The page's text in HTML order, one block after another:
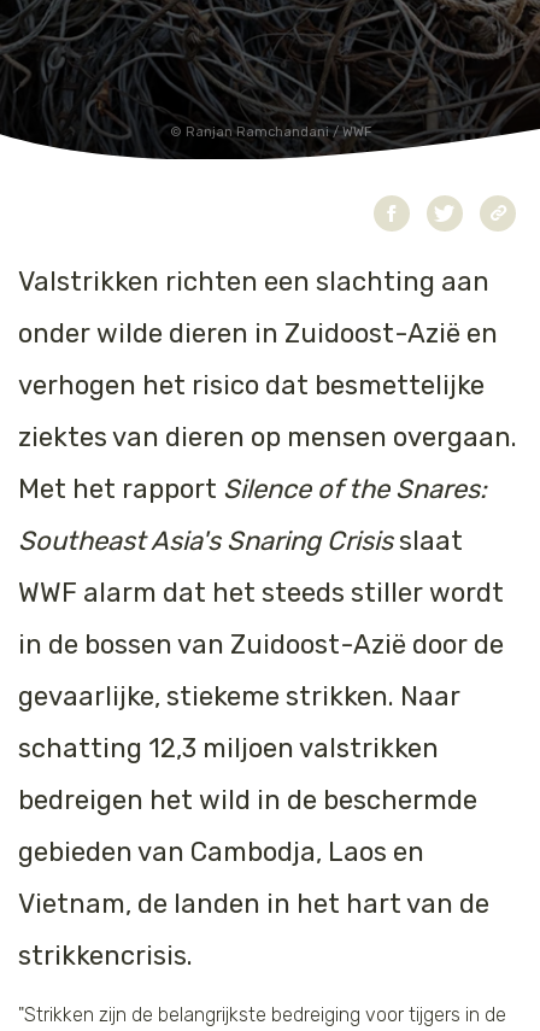
Ranjan Ramchandani / WWF
Valstrikken richten een slachting aan
onder wilde dieren in Zuidoost-Azië en
verhogen het risico dat besmettelijke
ziektes van dieren op mensen overgaan.
Met het rapport Silence of the Snares:
Southeast Asia's Snaring Crisisslaat
WWF alarm dat het steeds stiller wordt
in de bossen van Zuidoost-Azië door de
gevaarlijke, stiekeme strikken. Naar
schatting 12,3 miljoen valstrikken
bedreigen het wild in de beschermde
gebieden van Cambodja, Laos en
Vietnam, de landen in het hart van de
strikkencrisis.
"Strikken zijn de belangrijkste bedreiging voor tijgers in de
Jaguar
Koraal
Leeuw
Neushoorn
Olifant
Orang-oetan
Tijger
Walvis
IJsbeer
Zeeschildpad
Kleding & Accessoires
Speelgoed